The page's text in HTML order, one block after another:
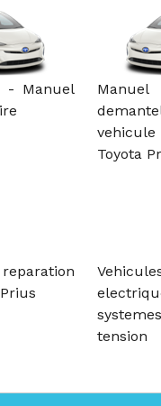
- Manuel
Toyota
tension